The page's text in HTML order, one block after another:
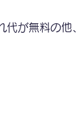
が無料の他、